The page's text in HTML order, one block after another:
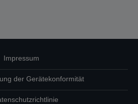
Impressum
der Gerätekonformität